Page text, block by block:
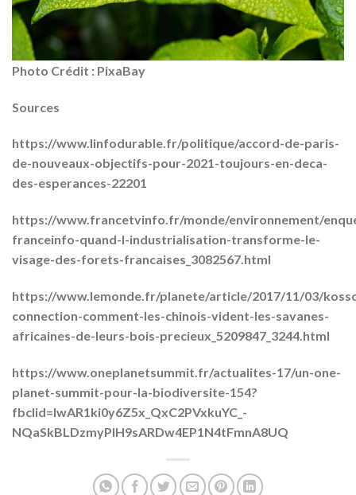
Photo Crédit : PixaBay
Sources
https://www.linfodurable.fr/politique/accord-de-paris-
de-nouveaux-objectifs-pour-2021-toujours-en-deca-
des-esperances-22201
https://www.francetvinfo.fr/monde/environnement/
franceinfo-quand-l-industrialisation-transforme-le-
visage-des-forets-francaises_3082567.html
https://www.lemonde.fr/planete/article/2017/11/03/
connection-comment-les-chinois-vident-les-savanes-
africaines-de-leurs-bois-precieux_5209847_3244.html
https://www.oneplanetsummit.fr/actualites-17/un-one-
planet-summit-pour-la-biodiversite-154?
fbclid=IwAR1ki0y6Z5x_QxC2PVxkuYC_-
NQaSkBLDzmyPlH9sARDw4EP1N4tFmnA8UQ